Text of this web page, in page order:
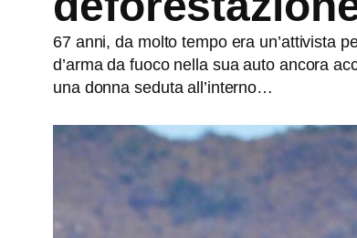
67 anni, da molto tempo era un’attivista
d’arma da fuoco nella sua auto ancora
una donna seduta all’interno…